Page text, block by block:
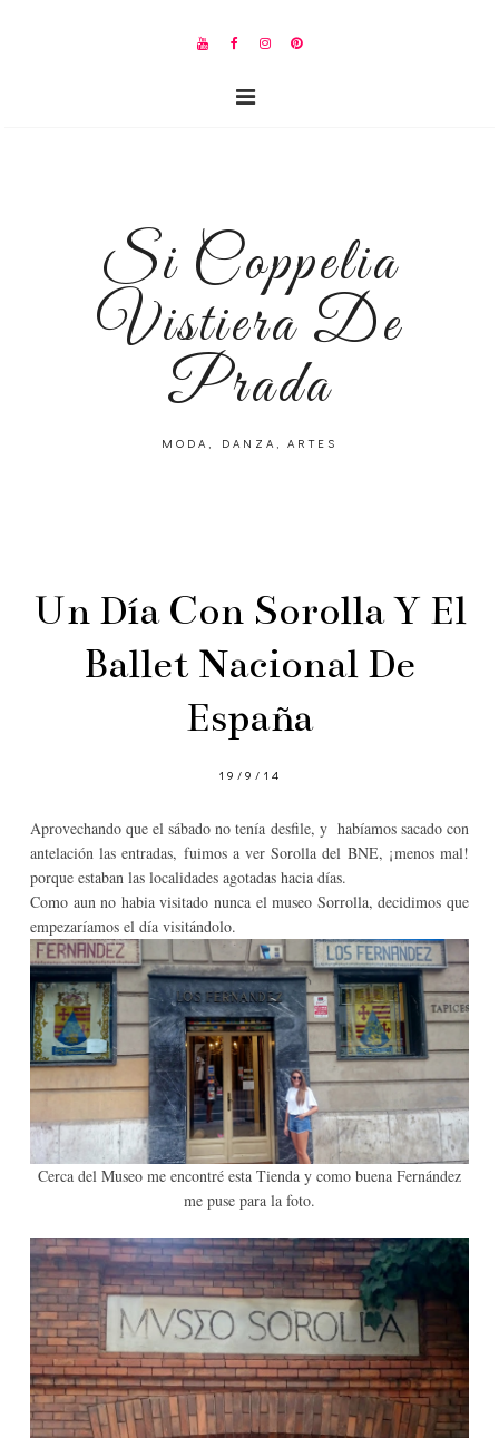
Si Coppelia
Vistiera De
Prada
MODA, DANZA, ARTES
Un Día Con Sorolla Y El
Ballet Nacional De
España
19/9/14
Aprovechando que el sábado no tenía desfile, y habíamos sacado con
antelación las entradas, fuimos a ver Sorolla del BNE, ¡menos mal!
porque estaban las localidades agotadas hacia días.
Como aun no habia visitado nunca el museo Sorrolla, decidimos que
empezaríamos el día visitándolo.
Cerca del Museo me encontré esta Tienda y como buena Fernández
me puse para la foto.